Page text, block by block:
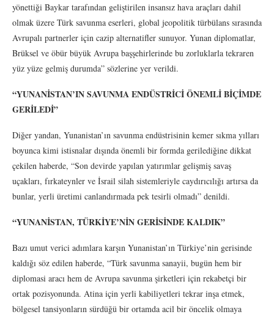
yönettiği Baykar tarafından geliştirilen insansız hava araçları dahil
olmak üzere Türk savunma eserleri, global jeopolitik türbülans sırasında
Avrupalı partnerler için cazip alternatifler sunuyor. Yunan diplomatlar,
Brüksel ve öbür büyük Avrupa başşehirlerinde bu zorluklarla tekraren
yüz yüze gelmiş durumda” sözlerine yer verildi.
“YUNANİSTAN’IN SAVUNMA ENDÜSTRİCİ ÖNEMLİ BİÇİMDE
GERİLEDİ”
Diğer yandan, Yunanistan’ın savunma endüstrisinin kemer sıkma yılları
boyunca kimi istisnalar dışında önemli bir formda gerilediğine dikkat
çekilen haberde, “Son devirde yapılan yatırımlar gelişmiş savaş
uçakları, fırkateynler ve İsrail silah sistemleriyle caydırıcılığı artırsa da
bunlar, yerli üretimi canlandırmada pek tesirli olmadı” denildi.
“YUNANİSTAN, TÜRKİYE’NİN GERİSİNDE KALDIK”
Bazı umut verici adımlara karşın Yunanistan’ın Türkiye’nin gerisinde
kaldığı söz edilen haberde, “Türk savunma sanayii, bugün hem bir
diplomasi aracı hem de Avrupa savunma şirketleri için rekabetçi bir
ortak pozisyonunda. Atina için yerli kabiliyetleri tekrar inşa etmek,
bölgesel tansiyonların sürdüğü bir ortamda acil bir öncelik olmaya